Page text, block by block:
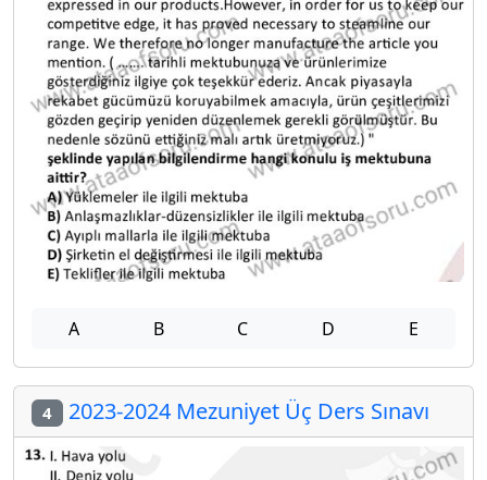
A B C D E
4 2023-2024 Mezuniyet Üç Ders Sınavı